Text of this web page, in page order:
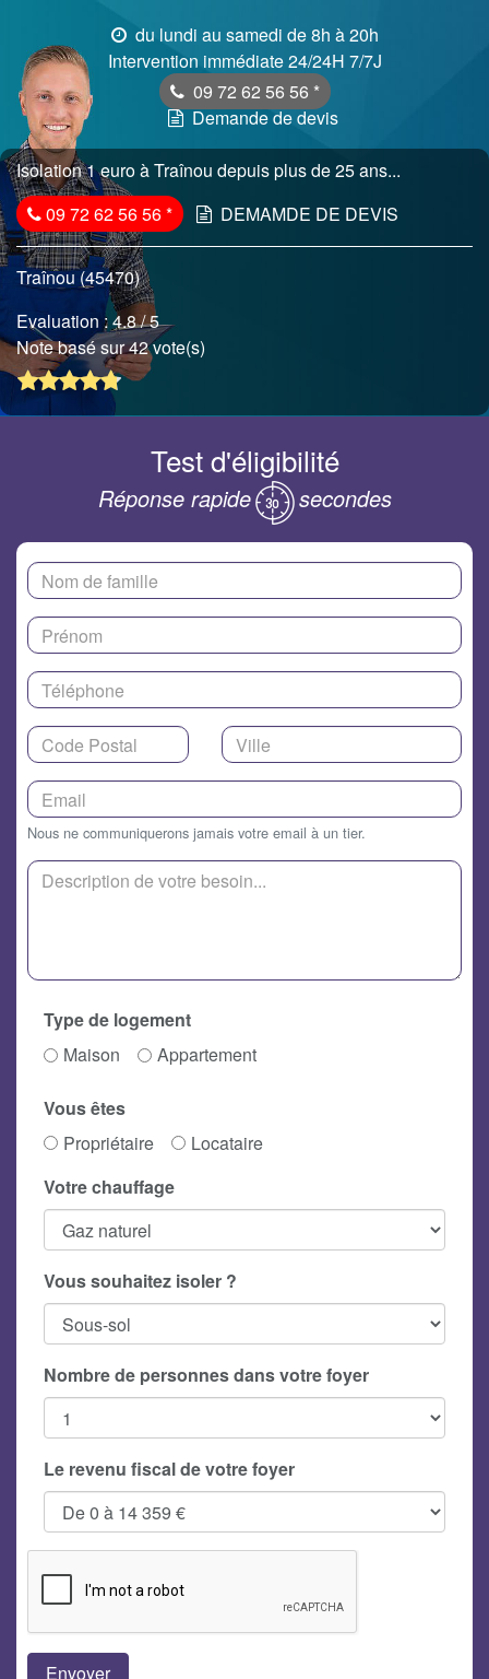
du lundi au samedi de 8h à 20h
Intervention immédiate 24/24H 7/7J
09 72 62 56 56 *
Demande de devis
Isolation 1 euro à Traînou depuis plus de 25 ans...
09 72 62 56 56* DEMAMDE DE DEVIS
Traînou (45470)
Evaluation :4.8/ 5
Note basé sur 42 vote(s)
Test d'éligibilité
Réponse rapide secondes
Nous ne communiquerons jamais votre email à un tier.
Type de logement
Maison
Appartement
Vous êtes
Propriétaire
Locataire
Votre chauffage
Vous souhaitez isoler ?
Nombre de personnes dans votre foyer
Le revenu fiscal de votre foyer